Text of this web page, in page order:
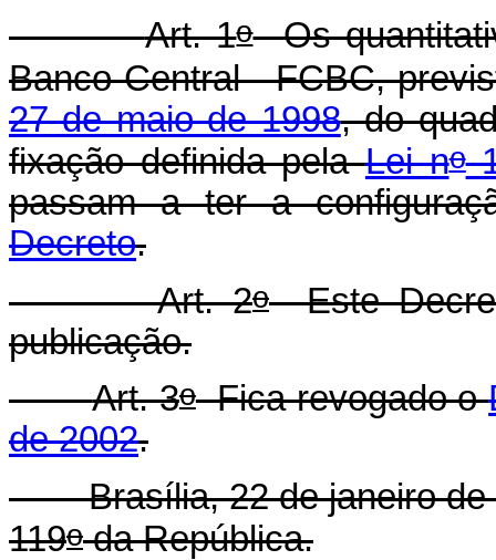
Art. 1oOs
Banco Central - FCBC,
27 de maio de 1998, do
fixação definida pelaLei no
passam a ter a
Decreto.
Art. 2oEste
publicação.
Art. 3oFica revogado o
de 2002.
Brasília, 22 de janeiro de
119oda República.